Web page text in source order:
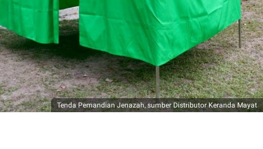
Tenda Pemandian Jenazah, sumber Distributor Keranda Mayat